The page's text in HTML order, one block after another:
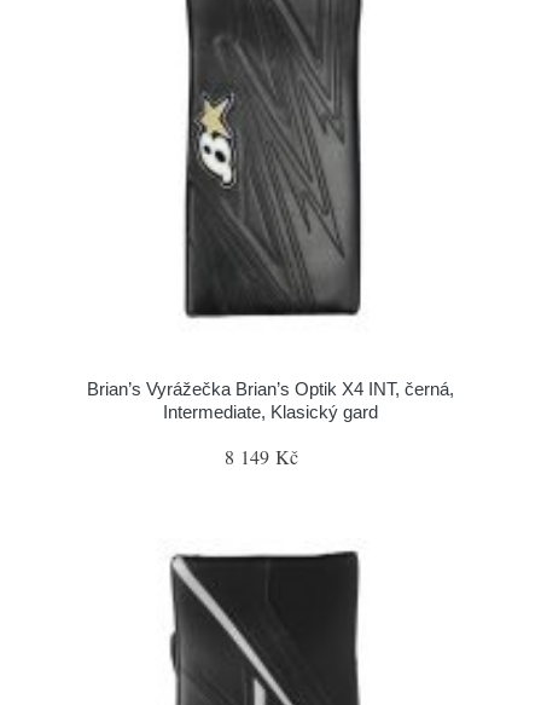
Brian’s Vyrážečka Brian’s Optik X4 INT, černá,
Intermediate, Klasický gard
8 149 Kč